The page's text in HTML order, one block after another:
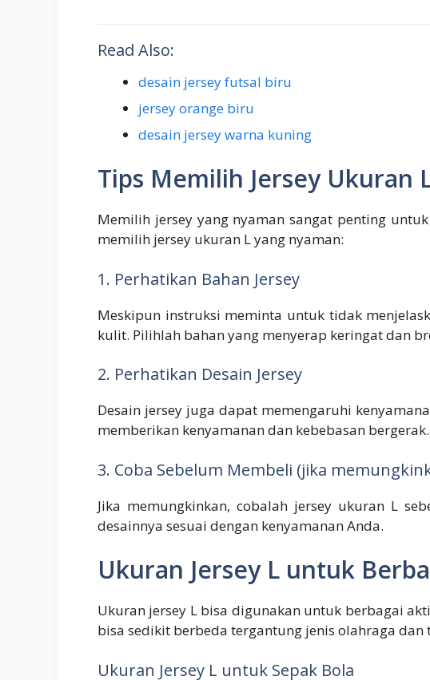
Read Also:
desain jersey futsal biru
jersey orange biru
desain jersey warna kuning
Tips Memilih Jersey Ukuran
Memilih jersey yang nyaman sangat penting
memilih jersey ukuran L yang nyaman:
1. Perhatikan Bahan Jersey
Meskipun instruksi meminta untuk tidak
kulit. Pilihlah bahan yang menyerap keringat dan
2. Perhatikan Desain Jersey
Desain jersey juga dapat memengaruhi
memberikan kenyamanan dan kebebasan bergerak.
3. Coba Sebelum Membeli (jika
Jika memungkinkan, cobalah jersey ukuran L
desainnya sesuai dengan kenyamanan Anda.
Ukuran Jersey L untuk
Ukuran jersey L bisa digunakan untuk berbagai
bisa sedikit berbeda tergantung jenis olahraga dan
Ukuran Jersey L untuk Sepak Bola